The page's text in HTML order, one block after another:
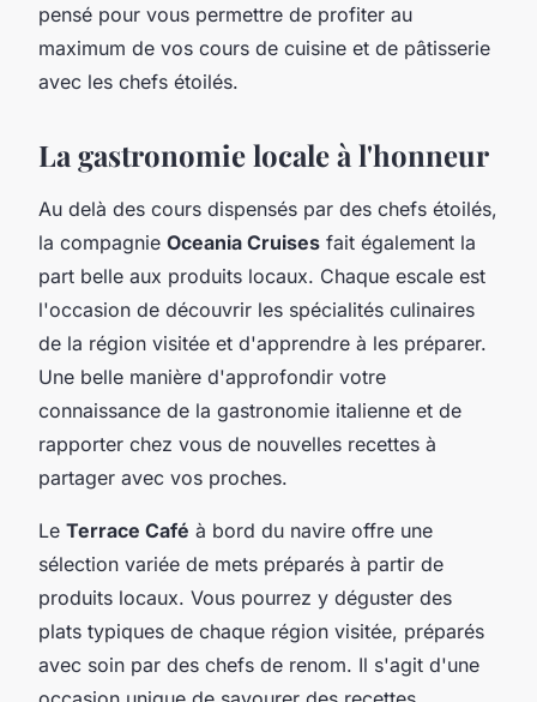
pensé pour vous permettre de profiter au
maximum de vos cours de cuisine et de pâtisserie
avec les chefs étoilés.
La gastronomie locale à l'honneur
Au delà des cours dispensés par des chefs étoilés,
la compagnie Oceania Cruises fait également la
part belle aux produits locaux. Chaque escale est
l'occasion de découvrir les spécialités culinaires
de la région visitée et d'apprendre à les préparer.
Une belle manière d'approfondir votre
connaissance de la gastronomie italienne et de
rapporter chez vous de nouvelles recettes à
partager avec vos proches.
Le Terrace Café à bord du navire offre une
sélection variée de mets préparés à partir de
produits locaux. Vous pourrez y déguster des
plats typiques de chaque région visitée, préparés
avec soin par des chefs de renom. Il s'agit d'une